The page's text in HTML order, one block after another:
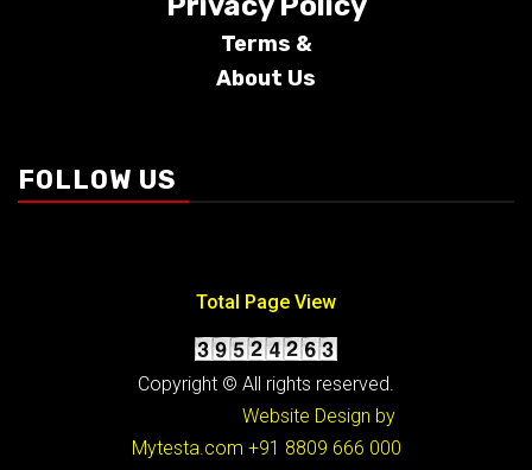
Terms &
About Us
FOLLOW US
Total Page View
Copyright © All rights reserved.
Website Design by
Mytesta.com +91 8809 666 000